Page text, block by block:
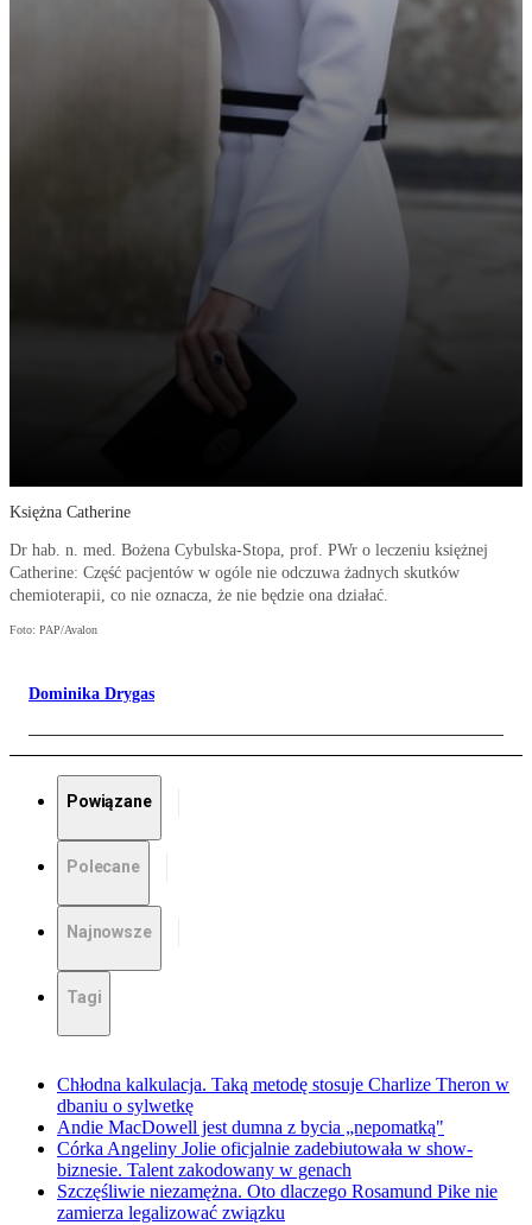
Księżna Catherine
Dr hab. n. med. Bożena Cybulska-Stopa, prof. PWr o leczeniu księżnej
Catherine: Część pacjentów w ogóle nie odczuwa żadnych skutków
chemioterapii, co nie oznacza, że nie będzie ona działać.
Foto: PAP/Avalon
Dominika Drygas
Powiązane
Polecane
Najnowsze
Tagi
Chłodna kalkulacja. Taką metodę stosuje Charlize Theron w
dbaniu o sylwetkę
Andie MacDowell jest dumna z bycia „nepomatką"
Córka Angeliny Jolie oficjalnie zadebiutowała w show-
biznesie. Talent zakodowany w genach
Szczęśliwie niezamężna. Oto dlaczego Rosamund Pike nie
zamierza legalizować związku